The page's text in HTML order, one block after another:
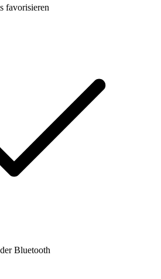
favorisieren
Bluetooth